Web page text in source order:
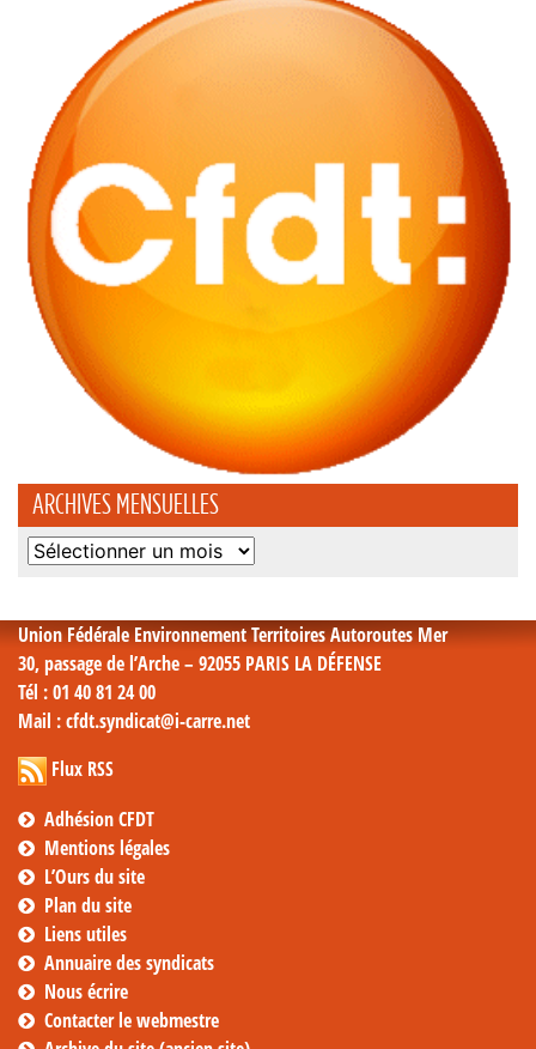
ARCHIVES MENSUELLES
Archives
Union Fédérale Environnement Territoires Autoroutes Mer
30, passage de l’Arche – 92055 PARIS LA DÉFENSE
Tél : 01 40 81 24 00
Mail : cfdt.syndicat@i-carre.net
Flux RSS
Adhésion CFDT
Mentions légales
L’Ours du site
Plan du site
Liens utiles
Annuaire des syndicats
Nous écrire
Contacter le webmestre